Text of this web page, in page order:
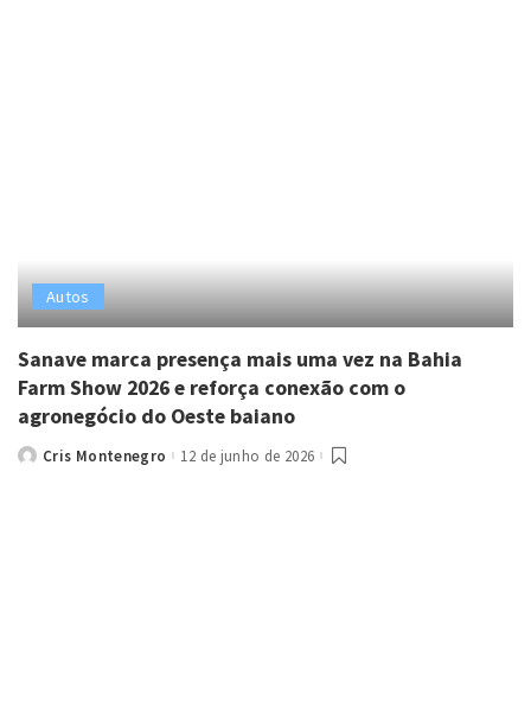
Autos
Sanave marca presença mais uma vez na Bahia
Farm Show 2026 e reforça conexão com o
agronegócio do Oeste baiano
PostedCris Montenegro 12 de junho de 2026